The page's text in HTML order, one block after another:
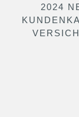
2024